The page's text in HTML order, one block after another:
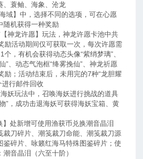
、蓑鲉、海象、沧龙
域】中，选择不同的选项，可在心愿
随机获得一种奖励
神龙许愿】玩法，神龙许愿卡池中共
励活动期间仅可获取一次，每次许愿需
，有机会获得动态头像“紫绡梦璃”、
”、动态气泡框“绛雾挽仙”、神龙祈愿
励；活动结束后，未用完的7种“龙胆耀
进行邮件回收
妖玩法中，召唤海妖进行挑战的道具
”，成功击退海妖可获得海妖宝箱、黄
处新增可使用渔获币兑换潮音晶泪
裁刀碎片、潮笺裁刀命能、潮笺裁刀源
鉴碎片、咏籁红海马特殊图鉴碎片；使
音晶泪（六至十阶）